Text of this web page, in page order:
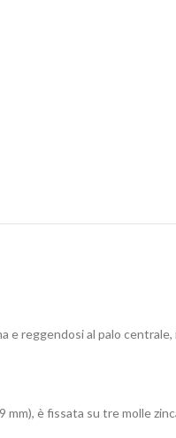
e reggendosi al palo
mm), è fissata su tre molle